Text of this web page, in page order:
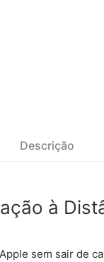
Descrição
à
sem sair de